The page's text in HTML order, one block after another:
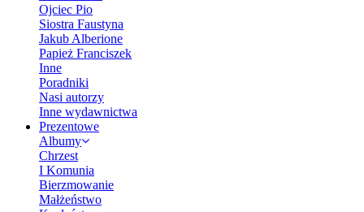
Ojciec Pio
Siostra Faustyna
Jakub Alberione
Papież Franciszek
Inne
Poradniki
Nasi autorzy
Inne wydawnictwa
Prezentowe
Albumy
Chrzest
I Komunia
Bierzmowanie
Małżeństwo